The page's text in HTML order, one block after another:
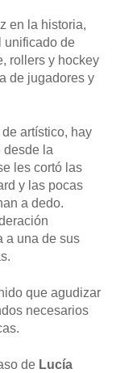
en la historia,
unificado de
rollers y hockey
de jugadores y
artístico, hay
desde la
les cortó las
y las pocas
a dedo.
a una de sus
que agudizar
necesarios
de Lucía